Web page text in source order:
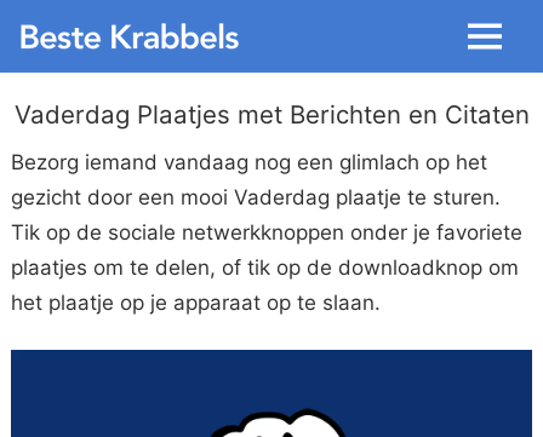
Menu
Vaderdag Plaatjes met Berichten en Citaten
Bezorg iemand vandaag nog een glimlach op het
gezicht door een mooi Vaderdag plaatje te sturen.
Tik op de sociale netwerkknoppen onder je favoriete
plaatjes om te delen, of tik op de downloadknop om
het plaatje op je apparaat op te slaan.